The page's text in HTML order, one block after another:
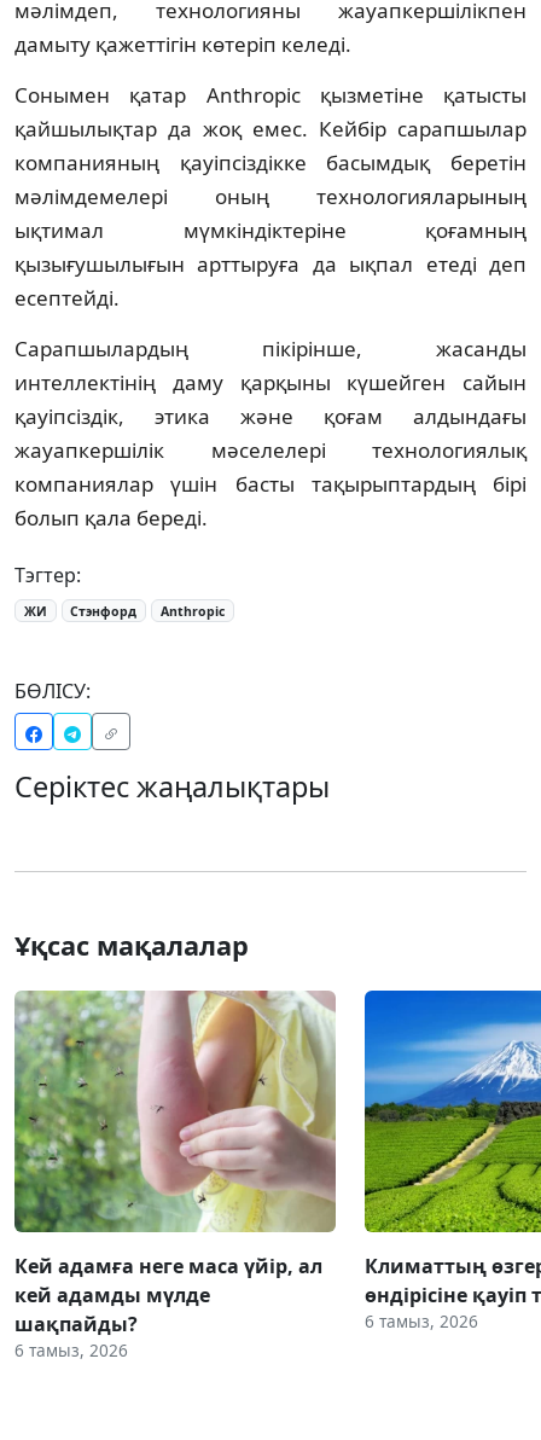
мәлімдеп, технологияны жауапкершілікпен
дамыту қажеттігін көтеріп келеді.
Сонымен қатар Anthropic қызметіне қатысты
қайшылықтар да жоқ емес. Кейбір сарапшылар
компанияның қауіпсіздікке басымдық беретін
мәлімдемелері оның технологияларының
ықтимал мүмкіндіктеріне қоғамның
қызығушылығын арттыруға да ықпал етеді деп
есептейді.
Сарапшылардың пікірінше, жасанды
интеллектінің даму қарқыны күшейген сайын
қауіпсіздік, этика және қоғам алдындағы
жауапкершілік мәселелері технологиялық
компаниялар үшін басты тақырыптардың бірі
болып қала береді.
Тэгтер:
ЖИ Стэнфорд Anthropic
БӨЛІСУ:
Серіктес жаңалықтары
Ұқсас мақалалар
Кей адамға неге маса үйір, ал
кей адамды мүлде
шақпайды?
6 тамыз, 2026
Климаттың
өндірісіне қауіп
6 тамыз, 2026